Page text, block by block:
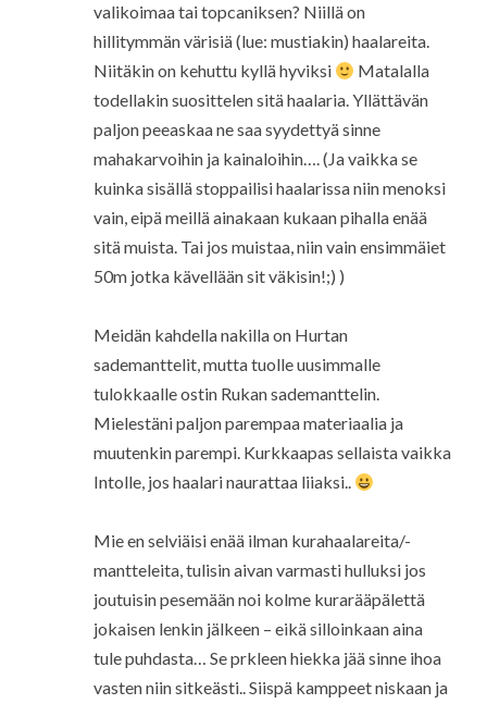
valikoimaa tai topcaniksen? Niillä on
hillitymmän värisiä (lue: mustiakin) haalareita.
Niitäkin on kehuttu kyllä hyviksi
Matalalla
todellakin suosittelen sitä haalaria. Yllättävän
paljon peeaskaa ne saa syydettyä sinne
mahakarvoihin ja kainaloihin…. (Ja vaikka se
kuinka sisällä stoppailisi haalarissa niin menoksi
vain, eipä meillä ainakaan kukaan pihalla enää
sitä muista. Tai jos muistaa, niin vain ensimmäiet
50m jotka kävellään sit väkisin!;) )
Meidän kahdella nakilla on Hurtan
sademanttelit, mutta tuolle uusimmalle
tulokkaalle ostin Rukan sademanttelin.
Mielestäni paljon parempaa materiaalia ja
muutenkin parempi. Kurkkaapas sellaista vaikka
Intolle, jos haalari naurattaa liiaksi..
Mie en selviäisi enää ilman kurahaalareita/-
mantteleita, tulisin aivan varmasti hulluksi jos
joutuisin pesemään noi kolme kurarääpälettä
jokaisen lenkin jälkeen – eikä silloinkaan aina
tule puhdasta… Se prkleen hiekka jää sinne ihoa
vasten niin sitkeästi.. Siispä kamppeet niskaan ja